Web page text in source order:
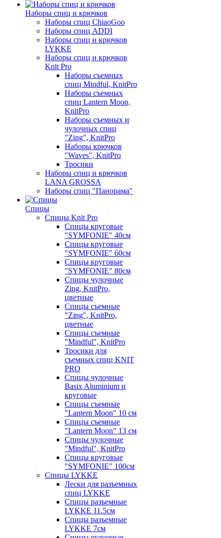
Наборы спиц и крючков
Наборы спиц ChiaoGoo
Наборы спиц ADDI
Наборы спиц и крючков
LYKKE
Наборы спиц и крючков
Knit Pro
Наборы съемных
спиц Mindful, KnitPro
Наборы съемных
спиц Lantern Moon,
KnitPro
Наборы съемных и
чулочных спиц
"Zing", KnitPro
Наборы крючков
"Waves", KnitPro
Тросики
Наборы спиц и крючков
LANA GROSSA
Наборы спиц "Панорама"
Спицы
Спицы Knit Pro
Спицы круговые
"SYMFONIE" 40см
Спицы круговые
"SYMFONIE" 60см
Спицы круговые
"SYMFONIE" 80см
Спицы чулочные
Zing, KnitPro,
цветные
Спицы съемные
"Zing", KnitPro,
цветные
Спицы съемные
"Mindful", KnitPro
Тросики для
съемных спиц KNIT
PRO
Спицы чулочные
Basix Aluminium и
круговые
Спицы съемные
"Lantern Moon" 10 см
Спицы съемные
"Lantern Moon" 13 см
Спицы чулочные
"Mindful", KnitPro
Спицы круговые
"SYMFONIE" 100см
Спицы LYKKE
Лески для разъемных
спиц LYKKE
Спицы разъемные
LYKKE 11.5см
Спицы разъемные
LYKKE 7см